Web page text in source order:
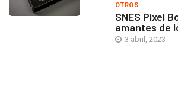
OTROS
SNES Pixel
amantes de
3 abril, 2023